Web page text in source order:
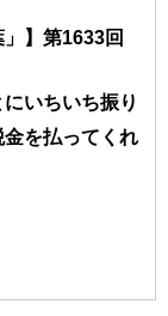
】第1633回
いちいち振り
を払ってくれ